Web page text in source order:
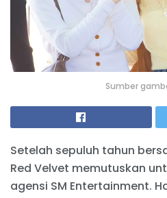
Sumber
Setelah sepuluh tahun
Red Velvet memutuskan
agensi SM Entertainment.